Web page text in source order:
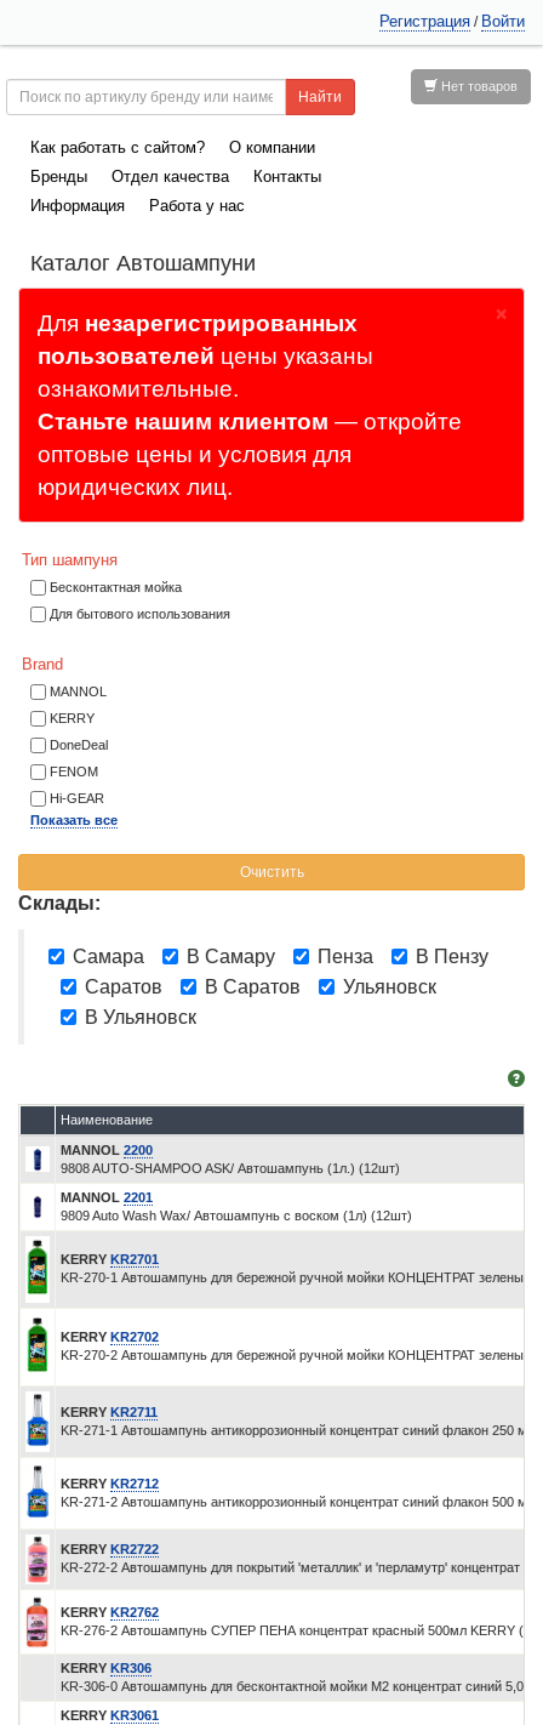
Регистрация / Войти
Нет товаров
Как работать с сайтом?
О компании
Бренды
Отдел качества
Контакты
Информация
Работа у нас
Каталог Автошампуни
×
Для незарегистрированных
пользователей цены указаны
ознакомительные.
Станьте нашим клиентом — откройте
оптовые цены и условия для
юридических лиц.
Тип шампуня
Бесконтактная мойка
Для бытового использования
Brand
MANNOL
KERRY
DoneDeal
FENOM
Hi-GEAR
Показать все
Очистить
Склады:
Самара В Самару Пенза
В Пензу
Саратов
В Саратов
Ульяновск
В Ульяновск
Наименование
MANNOL 2200
9808 AUTO-SHAMPOO ASK/ Автошампунь (1л.) (12шт)
MANNOL 2201
9809 Auto Wash Wax/ Автошампунь с воском (1л) (12шт)
KERRY KR2701
KR-270-1 Автошампунь для бережной ручной мойки КОНЦЕНТРАТ зеленый
KERRY KR2702
KR-270-2 Автошампунь для бережной ручной мойки КОНЦЕНТРАТ зеленый
KERRY KR2711
KR-271-1 Автошампунь антикоррозионный концентрат синий флакон 250 мл
KERRY KR2712
KR-271-2 Автошампунь антикоррозионный концентрат синий флакон 500 мл
KERRY KR2722
KR-272-2 Автошампунь для покрытий 'металлик' и 'перламутр' концентрат
KERRY KR2762
KR-276-2 Автошампунь СУПЕР ПЕНА концентрат красный 500мл KERRY
KERRY KR306
KR-306-0 Автошампунь для бесконтактной мойки М2 концентрат синий 5,0л
KERRY KR3061